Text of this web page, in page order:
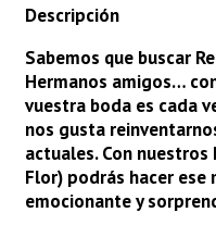
Descripción
Sabemos que buscar
Hermanos amigos…
vuestra boda es cada
nos gusta
actuales. Con
Flor) podrás hacer
emocionante y